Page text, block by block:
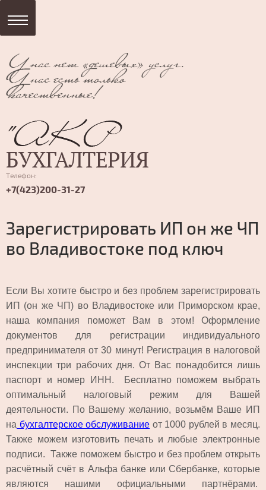
БУХГАЛТЕРИЯ
Телефон:
+7(423)200-31-27
Зарегистрировать ИП он же ЧП
во Владивостоке под ключ
Если Вы хотите быстро и без проблем зарегистрировать
ИП (он же ЧП) во Владивостоке или Приморском крае,
наша компания поможет Вам в этом! Оформление
документов для регистрации индивидуального
предпринимателя от 30 минут! Регистрация в налоговой
инспекции три рабочих дня. От Вас понадобится лишь
паспорт и номер ИНН. Бесплатно поможем выбрать
оптимальный налоговый режим для Вашей
деятельности. По Вашему желанию, возьмём Ваше ИП
на бухгалтерское обслуживание от 1000 рублей в месяц.
Также можем изготовить печать и любые электронные
подписи. Также поможем быстро и без проблем открыть
расчётный счёт в Альфа банке или Сбербанке, которые
являются нашими официальными партнёрами.